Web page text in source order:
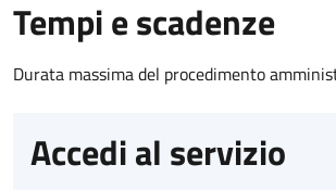
Tempi e scadenze
Durata massima del procedimento
Accedi al servizio